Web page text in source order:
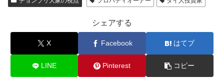
シェアする
X Facebook はてブ
LINE Pinterest コピー